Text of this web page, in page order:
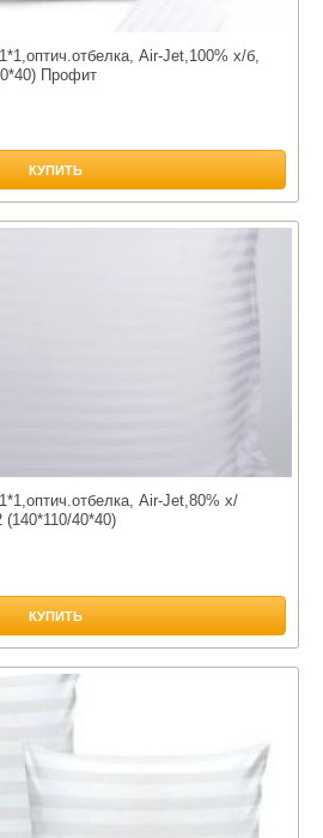
Air-Jet,100% х/б,
Профит
КУПИТЬ
Air-Jet,80% х/
40*40)
КУПИТЬ